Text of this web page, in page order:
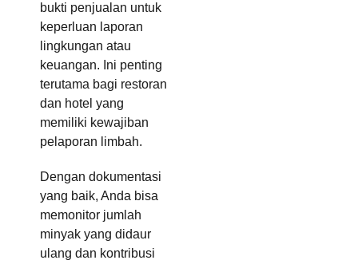
bukti penjualan untuk
keperluan laporan
lingkungan atau
keuangan. Ini penting
terutama bagi restoran
dan hotel yang
memiliki kewajiban
pelaporan limbah.
Dengan dokumentasi
yang baik, Anda bisa
memonitor jumlah
minyak yang didaur
ulang dan kontribusi